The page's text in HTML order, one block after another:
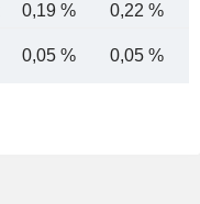
0,19 % 0,22 %
0,05 % 0,05 %